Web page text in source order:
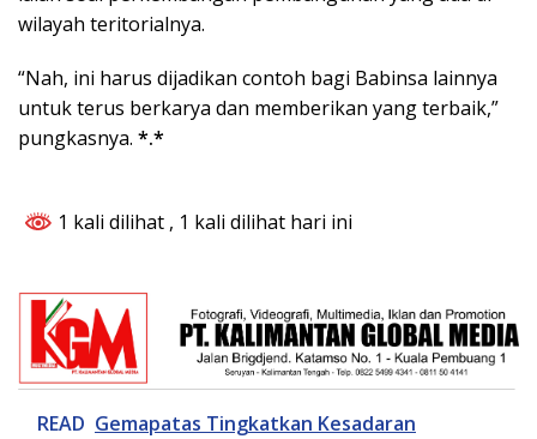
wilayah teritorialnya.
“Nah, ini harus dijadikan contoh bagi Babinsa lainnya
untuk terus berkarya dan memberikan yang terbaik,”
pungkasnya. *.*
1 kali dilihat , 1 kali dilihat hari ini
READ Gemapatas Tingkatkan Kesadaran